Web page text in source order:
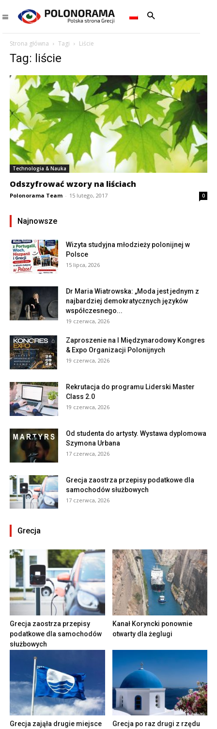
Strona główna Tagi Liście
Tag: liście
Technologia & Nauka
Odszyfrować wzory na liściach
Polonorama Team - 15 lutego, 2017 0
Najnowsze
Wizyta studyjna młodzieży polonijnej w
Polsce
15 lipca, 2026
Dr Maria Wiatrowska: „Moda jest jednym z
najbardziej demokratycznych języków
współczesnego...
19 czerwca, 2026
Zaproszenie na I Międzynarodowy Kongres
& Expo Organizacji Polonijnych
19 czerwca, 2026
Rekrutacja do programu Liderski Master
Class 2.0
19 czerwca, 2026
Od studenta do artysty. Wystawa dyplomowa
Szymona Urbana
17 czerwca, 2026
Grecja zaostrza przepisy podatkowe dla
samochodów służbowych
17 czerwca, 2026
Grecja
Grecja zaostrza przepisy
podatkowe dla samochodów
służbowych
Kanał Koryncki ponownie
otwarty dla żeglugi
Grecja zająła drugie miejsce
Grecja po raz drugi z rzędu